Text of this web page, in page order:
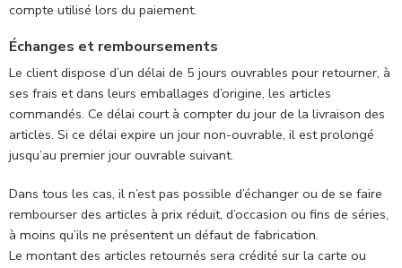
compte utilisé lors du paiement.
Échanges et remboursements
Le client dispose d’un délai de 5 jours ouvrables pour retourner, à
ses frais et dans leurs emballages d’origine, les articles
commandés. Ce délai court à compter du jour de la livraison des
articles. Si ce délai expire un jour non-ouvrable, il est prolongé
jusqu’au premier jour ouvrable suivant.
Dans tous les cas, il n’est pas possible d’échanger ou de se faire
rembourser des articles à prix réduit, d’occasion ou fins de séries,
à moins qu’ils ne présentent un défaut de fabrication.
Le montant des articles retournés sera crédité sur la carte ou